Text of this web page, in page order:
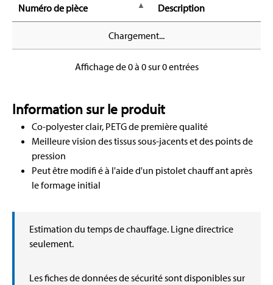
Numéro de pièce Description
Chargement...
Affichage de 0 à 0 sur 0 entrées
Information sur le produit
Co-polyester clair, PETG de première qualité
Meilleure vision des tissus sous-jacents et des points de
pression
Peut être modifi é à l'aide d'un pistolet chauff ant après
le formage initial
Estimation du temps de chauffage. Ligne directrice
seulement.
Les fiches de données de sécurité sont disponibles sur